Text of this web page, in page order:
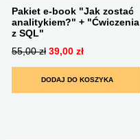
Pakiet e-book "Jak zostać
analitykiem?" + "Ćwiczenia
z SQL"
55,00 zł 39,00 zł
DODAJ DO KOSZYKA